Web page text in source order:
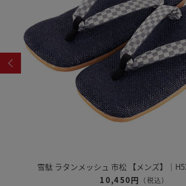
｜ネイビー
雪駄 奈良大和